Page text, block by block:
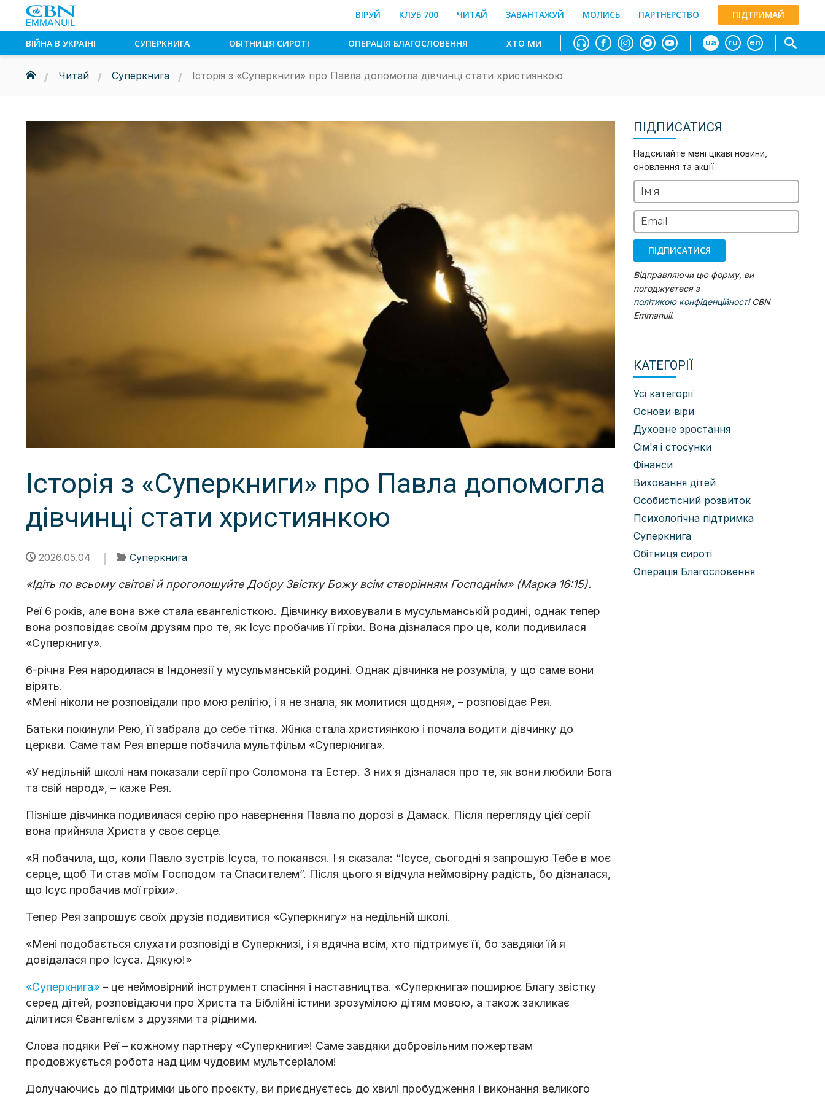
ВІРУЙ КЛУБ 700 ЧИТАЙ ЗАВАНТАЖУЙ МОЛИСЬ ПАРТНЕРСТВО ПІДТРИМАЙ
ВІЙНА В УКРАЇНІ СУПЕРКНИГА ОБІТНИЦЯ СИРОТІ ОПЕРАЦІЯ БЛАГОСЛОВЕННЯ ХТО МИ ua ru en
Читай Суперкнига Історія з «Суперкниги» про Павла допомогла дівчинці стати християнкою
Історія з «Суперкниги» про Павла допомогла
дівчинці стати християнкою
2026.05.04 Суперкнига
«Ідіть по всьому світові й проголошуйте Добру Звістку Божу всім створінням Господнім» (Марка 16:15).
Реї 6 років, але вона вже стала євангелісткою. Дівчинку виховували в мусульманській родині, однак тепер
вона розповідає своїм друзям про те, як Ісус пробачив її гріхи. Вона дізналася про це, коли подивилася
«Суперкнигу».
6-річна Рея народилася в Індонезії у мусульманській родині. Однак дівчинка не розуміла, у що саме вони
вірять.
«Мені ніколи не розповідали про мою релігію, і я не знала, як молитися щодня», – розповідає Рея.
Батьки покинули Рею, її забрала до себе тітка. Жінка стала християнкою і почала водити дівчинку до
церкви. Саме там Рея вперше побачила мультфільм «Суперкнига».
«У недільній школі нам показали серії про Соломона та Естер. З них я дізналася про те, як вони любили Бога
та свій народ», – каже Рея.
Пізніше дівчинка подивилася серію про навернення Павла по дорозі в Дамаск. Після перегляду цієї серії
вона прийняла Христа у своє серце.
«Я побачила, що, коли Павло зустрів Ісуса, то покаявся. І я сказала: “Ісусе, сьогодні я запрошую Тебе в моє
серце, щоб Ти став моїм Господом та Спасителем”. Після цього я відчула неймовірну радість, бо дізналася,
що Ісус пробачив мої гріхи».
Тепер Рея запрошує своїх друзів подивитися «Суперкнигу» на недільній школі.
«Мені подобається слухати розповіді в Суперкнизі, і я вдячна всім, хто підтримує її, бо завдяки їй я
довідалася про Ісуса. Дякую!»
«Суперкнига» – це неймовірний інструмент спасіння і наставництва. «Суперкнига» поширює Благу звістку
серед дітей, розповідаючи про Христа та Біблійні істини зрозумілою дітям мовою, а також закликає
ділитися Євангелієм з друзями та рідними.
Слова подяки Реї – кожному партнеру «Суперкниги»! Саме завдяки добровільним пожертвам
продовжується робота над цим чудовим мультсеріалом!
Долучаючись до підтримки цього проєкту, ви приєднуєтесь до хвилі пробудження і виконання великого
ПІДПИСАТИСЯ
Надсилайте мені цікаві новини,
оновлення та акції.
Ім'я
Email
ПІДПИСАТИСЯ
Відправляючи цю форму, ви
погоджуєтеся з
політикою конфіденційностіCBN
Emmanuil.
КАТЕГОРІЇ
Усі категорії
Основи віри
Духовне зростання
Сім'я і стосунки
Фінанси
Виховання дітей
Особистісний розвиток
Психологічна підтримка
Суперкнига
Обітниця сироті
Операція Благословення